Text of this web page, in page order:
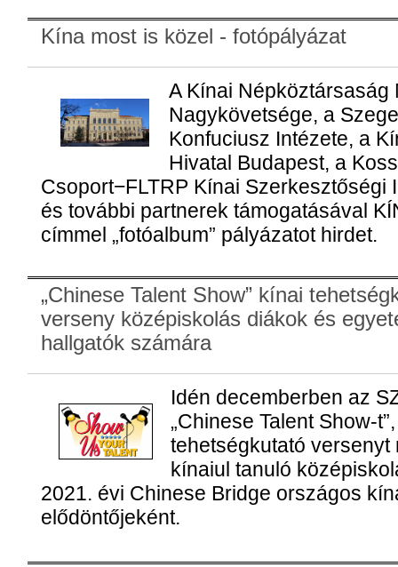
Kína most is közel - fotópályázat
A Kínai Népköztársaság
Nagykövetsége, a
Konfuciusz Intézete, a
Hivatal Budapest, a
Csoport−FLTRP Kínai Szerkesztőségi
és további partnerek támogatásával
címmel „fotóalbum” pályázatot hirdet.
„Chinese Talent Show” kínai
verseny középiskolás diákok és
hallgatók számára
Idén decemberben az
„Chinese Talent Show-
tehetségkutató
kínaiul tanuló
2021. évi Chinese Bridge országos
elődöntőjeként.